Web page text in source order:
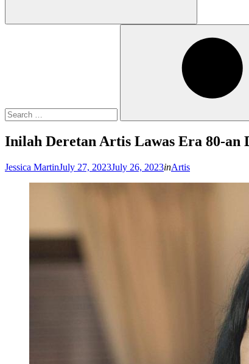
Search
Inilah Deretan Artis Lawas Era 80-an
Jessica MartinPosted
July 27, 2023July 26, 2023inArtis